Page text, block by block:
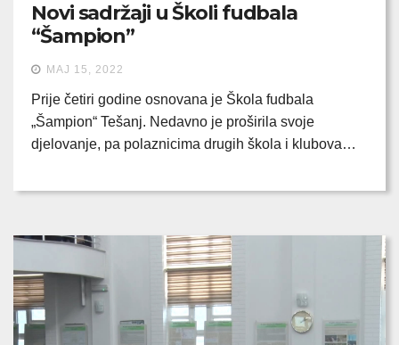
Novi sadržaji u Školi fudbala
“Šampion”
MAJ 15, 2022
Prije četiri godine osnovana je Škola fudbala
„Šampion“ Tešanj. Nedavno je proširila svoje
djelovanje, pa polaznicima drugih škola i klubova…